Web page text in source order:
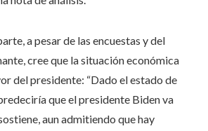
a pesar de las encuestas y del
cree que la situación económica
del presidente: “Dado el estado de
que el presidente Biden va
aun admitiendo que hay